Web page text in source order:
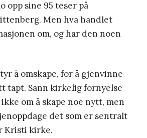
opp sine 95 teser på
Men hva handlet
om, og har den noen
å omskape, for å gjenvinne
tapt. Sann kirkelig fornyelse
om å skape noe nytt, men
det som er sentralt
Kristi kirke.